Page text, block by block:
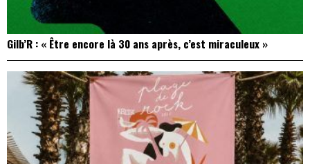
Gilb’R : « Être encore là 30 ans après, c’est miraculeux »